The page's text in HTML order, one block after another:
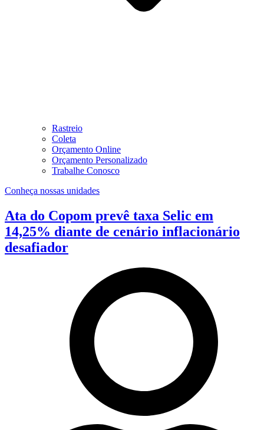
Rastreio
Coleta
Orçamento Online
Orçamento Personalizado
Trabalhe Conosco
Conheça nossas unidades
Ata do Copom prevê taxa Selic em
14,25% diante de cenário inflacionário
desafiador